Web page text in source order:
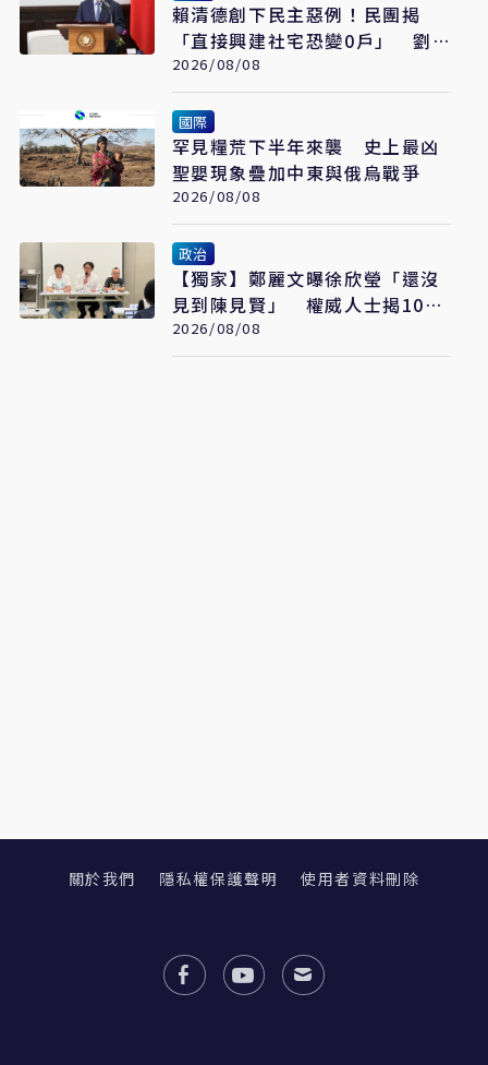
賴清德創下民主惡例！民團揭
「直接興建社宅恐變0戶」 劉
世芳駁：以偏概全
2026/08/08
國際
罕見糧荒下半年來襲 史上最凶
聖嬰現象疊加中東與俄烏戰爭
2026/08/08
政治
【獨家】鄭麗文曝徐欣瑩「還沒
見到陳見賢」 權威人士揭10次
接觸未果：整合最後一哩路
2026/08/08
關於我們 隱私權保護聲明 使用者資料刪除